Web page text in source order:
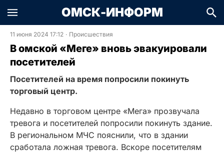
ОМСК-ИНФОРМ
11 июня 2024 17:12 · Происшествия
В омской «Меге» вновь эвакуировали
посетителей
Посетителей на время попросили покинуть
торговый центр.
Недавно в торговом центре «Мега» прозвучала
тревога и посетителей попросили покинуть здание.
В региональном МЧС пояснили, что в здании
сработала ложная тревога. Вскоре посетителям